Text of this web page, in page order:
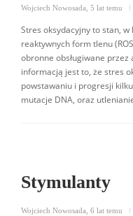
Wojciech Nowosada 5 lat temu
Stres oksydacyjny to stan,
reaktywnych form tlenu
obronne obsługiwane
informacją jest to, że stres
powstawaniu i progresji
mutacje DNA, oraz
Stymulanty
Wojciech Nowosada 6 lat temu